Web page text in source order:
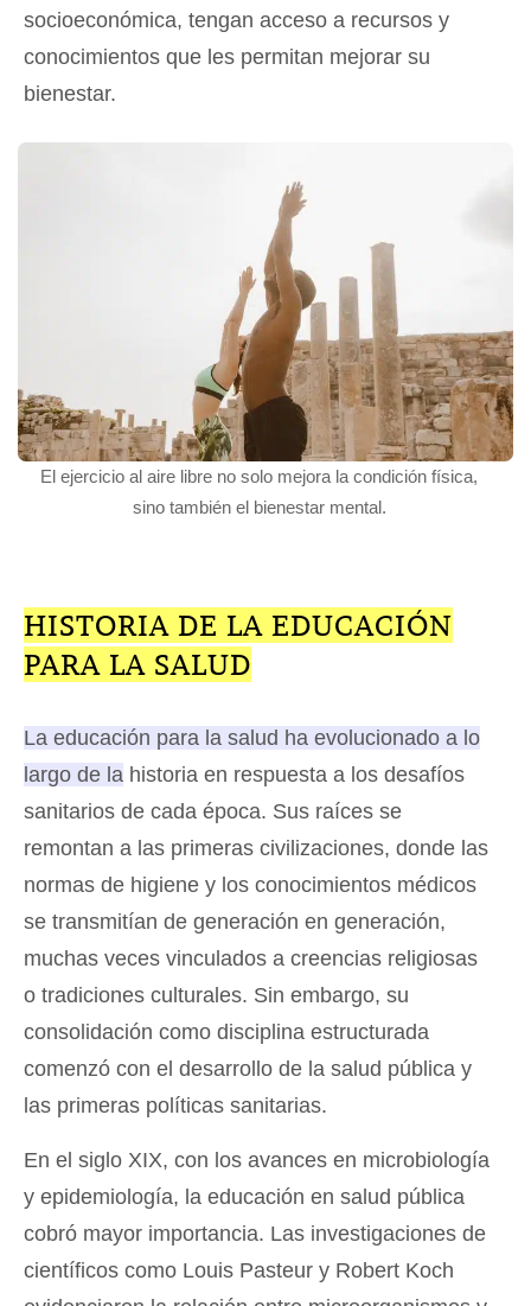
socioeconómica, tengan acceso a recursos y
conocimientos que les permitan mejorar su
bienestar.
El ejercicio al aire libre no solo mejora la condición física,
sino también el bienestar mental.
HISTORIA DE LA EDUCACIÓN
PARA LA SALUD
La educación para la salud ha evolucionado a lo
largo de la historia en respuesta a los desafíos
sanitarios de cada época. Sus raíces se
remontan a las primeras civilizaciones, donde las
normas de higiene y los conocimientos médicos
se transmitían de generación en generación,
muchas veces vinculados a creencias religiosas
o tradiciones culturales. Sin embargo, su
consolidación como disciplina estructurada
comenzó con el desarrollo de la salud pública y
las primeras políticas sanitarias.
En el siglo XIX, con los avances en microbiología
y epidemiología, la educación en salud pública
cobró mayor importancia. Las investigaciones de
científicos como Louis Pasteur y Robert Koch